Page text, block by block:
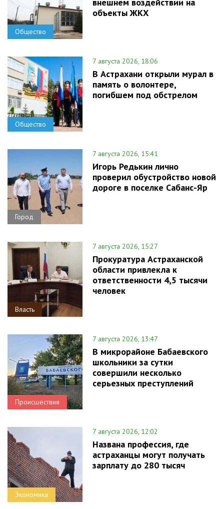
Общество
объекты ЖКХ
Общество
7 августа 2026, 18:06
В Астрахани открыли мурал в
память о волонтере,
погибшем под обстрелом
Город
7 августа 2026, 15:41
Игорь Редькин лично
проверил обустройство новой
дороге в поселке Сабанс-Яр
Власть
7 августа 2026, 15:27
Прокуратура Астраханской
области привлекла к
ответственности 4,5 тысячи
человек
Происшествия
7 августа 2026, 13:47
В микрорайоне Бабаевского
школьники за сутки
совершили несколько
серьезных преступлений
Экономика
7 августа 2026, 12:02
Названа профессия, где
астраханцы могут получать
зарплату до 280 тысяч